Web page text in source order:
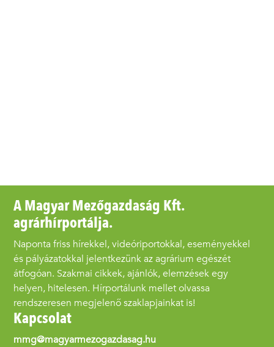
A Magyar Mezőgazdaság Kft.
agrárhírportálja.
Naponta friss hírekkel, videóriportokkal, eseményekkel
és pályázatokkal jelentkezünk az agrárium egészét
átfogóan. Szakmai cikkek, ajánlók, elemzések egy
helyen, hitelesen. Hírportálunk mellet olvassa
rendszeresen megjelenő szaklapjainkat is!
Kapcsolat
mmg@magyarmezogazdasag.hu